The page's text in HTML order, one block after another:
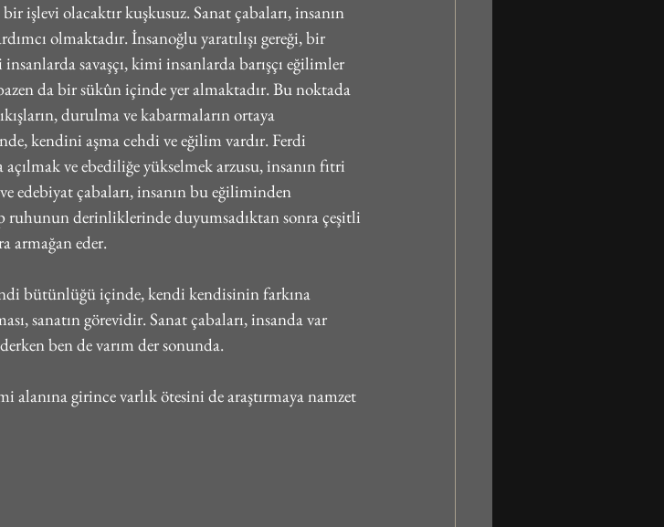
işlevi olacaktır kuşkusuz. Sanat çabaları, insanın
olmaktadır. İnsanoğlu yaratılışı gereği, bir
savaşçı, kimi insanlarda barışçı eğilimler
da bir sükûn içinde yer almaktadır. Bu noktada
durulma ve kabarmaların ortaya
kendini aşma cehdi ve eğilim vardır. Ferdi
ve ebediliğe yükselmek arzusu, insanın fıtri
edebiyat çabaları, insanın bu eğiliminden
ruhunun derinliklerinde duyumsadıktan sonra çeşitli
armağan eder.
bütünlüğü içinde, kendi kendisinin farkına
sanatın görevidir. Sanat çabaları, insanda var
ben de varım der sonunda.
alanına girince varlık ötesini de araştırmaya namzet